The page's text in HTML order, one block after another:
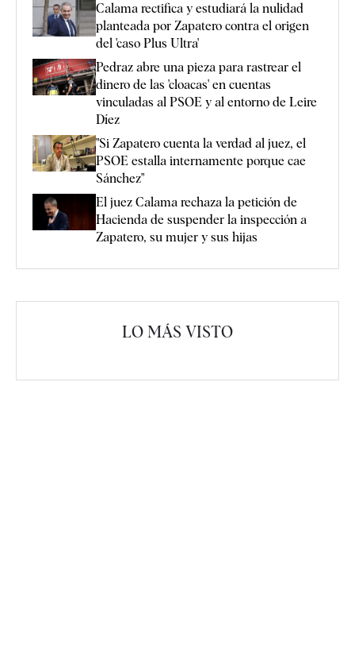
Calama rectifica y estudiará la nulidad
planteada por Zapatero contra el origen
del 'caso Plus Ultra'
Pedraz abre una pieza para rastrear el
dinero de las 'cloacas' en cuentas
vinculadas al PSOE y al entorno de Leire
Díez
"Si Zapatero cuenta la verdad al juez, el
PSOE estalla internamente porque cae
Sánchez"
El juez Calama rechaza la petición de
Hacienda de suspender la inspección a
Zapatero, su mujer y sus hijas
LO MÁS VISTO